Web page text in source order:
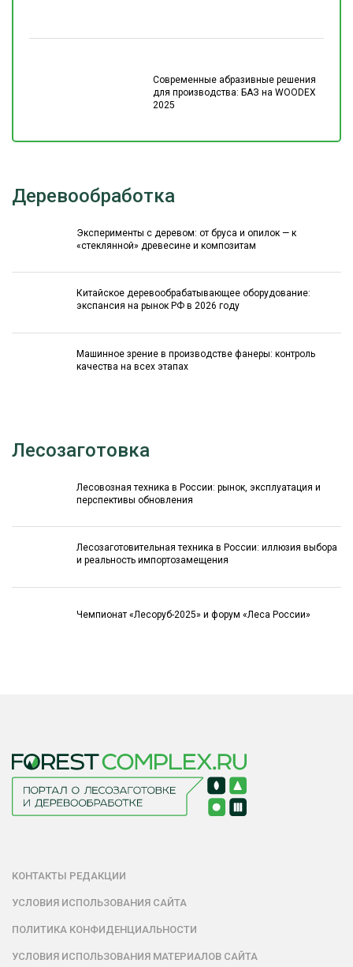
Современные абразивные решения
для производства: БАЗ на WOODEX
2025
Деревообработка
Эксперименты с деревом: от бруса и опилок — к
«стеклянной» древесине и композитам
Китайское деревообрабатывающее оборудование:
экспансия на рынок РФ в 2026 году
Машинное зрение в производстве фанеры: контроль
качества на всех этапах
Лесозаготовка
Лесовозная техника в России: рынок, эксплуатация и
перспективы обновления
Лесозаготовительная техника в России: иллюзия выбора
и реальность импортозамещения
Чемпионат «Лесоруб-2025» и форум «Леса России»
КОНТАКТЫ РЕДАКЦИИ
УСЛОВИЯ ИСПОЛЬЗОВАНИЯ САЙТА
ПОЛИТИКА КОНФИДЕНЦИАЛЬНОСТИ
УСЛОВИЯ ИСПОЛЬЗОВАНИЯ МАТЕРИАЛОВ САЙТА